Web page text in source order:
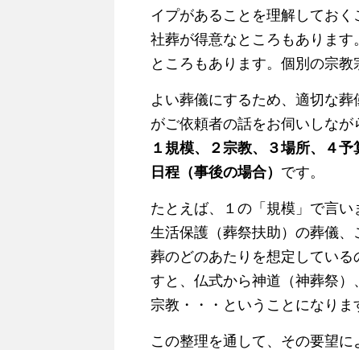
イプがあることを理解しておく
社葬が得意なところもありま
ところもあります。個別の宗教
よい葬儀にするため、適切な
がご依頼者の話をお伺いしなが
１規模、２宗教、３場所、４
日程（事後の場合） です。
たとえば、１の「規模」で言い
生活保護（葬祭扶助）の葬儀
葬のどのあたりを想定してい
すと、仏式から神道（神葬祭
宗教・・・ということになりま
この整理を通して、その要望